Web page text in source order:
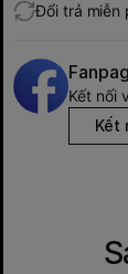
Đổi trả miễn
Kết nối
Kết